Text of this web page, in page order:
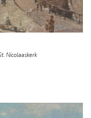
Nicolaaskerk